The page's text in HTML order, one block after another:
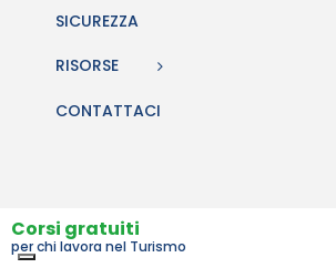
Corsi gratuiti
per chi lavora nel Turismo
SICUREZZA
RISORSE
CONTATTACI
Comunicazione e sito web Studio